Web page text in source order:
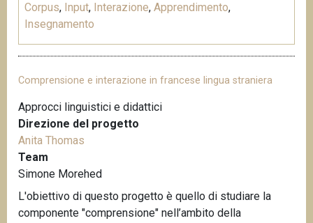
Corpus, Input, Interazione, Apprendimento,
Insegnamento
Comprensione e interazione in francese lingua straniera
Approcci linguistici e didattici
Direzione del progetto
Anita Thomas
Team
Simone Morehed
L'obiettivo di questo progetto è quello di studiare la
componente "comprensione" nell’ambito della